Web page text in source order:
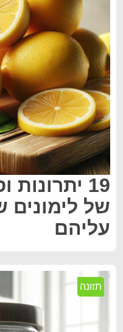
19
של
עליהם
תזונה